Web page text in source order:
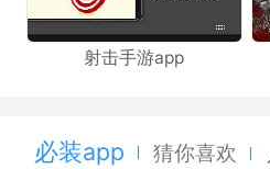
射击手游app
必装app 猜你喜欢